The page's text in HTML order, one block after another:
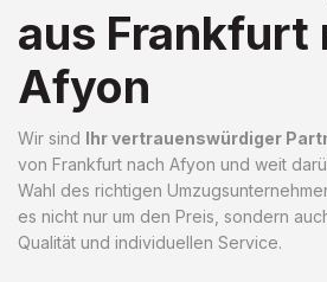
aus Frankfurt
Afyon
Wir sind Ihr vertrauenswürdiger
von Frankfurt nach Afyon und weit
Wahl des richtigen
es nicht nur um den Preis, sondern
Qualität und individuellen Service.